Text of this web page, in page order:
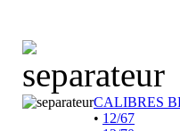
CALIBRES
• 12/67